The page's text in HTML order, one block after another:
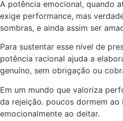
A potência emocional, quando
exige performance, mas
sombras, e ainda assim ser
Para sustentar esse nível de
potência racional ajuda a
genuíno, sem obrigação ou
Em um mundo que valoriza
da rejeição. poucos dormem
emocionalmente ao deitar.